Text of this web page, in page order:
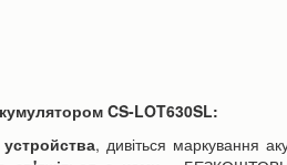
CS-LOT630SL:
, дивіться маркування